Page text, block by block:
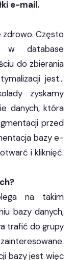
e-mail.
zdrowo. Często
w database
do zbierania
jest…
zyskamy
danych, która
przed
bazy e-
i kliknięć.
na takim
bazy danych,
trafić do grupy
bazy jest więc